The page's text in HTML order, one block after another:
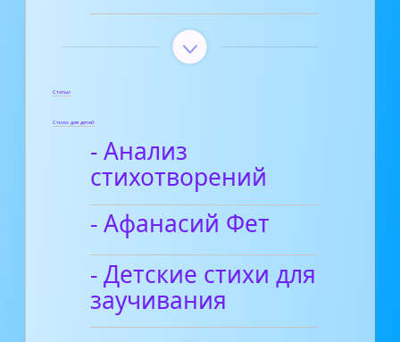
Статьи
Стихи для детей
- Анализ
стихотворений
- Афанасий Фет
- Детские стихи для
заучивания